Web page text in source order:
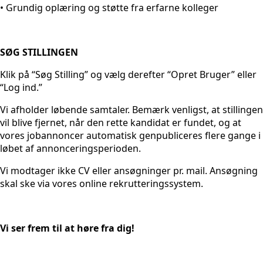
• Grundig oplæring og støtte fra erfarne kolleger
SØG STILLINGEN
Klik på “Søg Stilling” og vælg derefter “Opret Bruger” eller
“Log ind.”
Vi afholder løbende samtaler. Bemærk venligst, at stillingen
vil blive fjernet, når den rette kandidat er fundet, og at
vores jobannoncer automatisk genpubliceres flere gange i
løbet af annonceringsperioden.
Vi modtager ikke CV eller ansøgninger pr. mail. Ansøgning
skal ske via vores online rekrutteringssystem.
Vi ser frem til at høre fra dig!